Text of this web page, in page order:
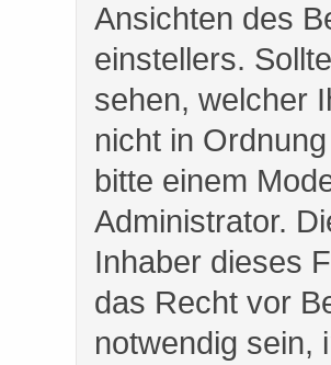
Ansichten des
einstellers.
sehen, welcher
nicht in
bitte einem
Administrator.
Inhaber dieses
das Recht vor
notwendig sein,